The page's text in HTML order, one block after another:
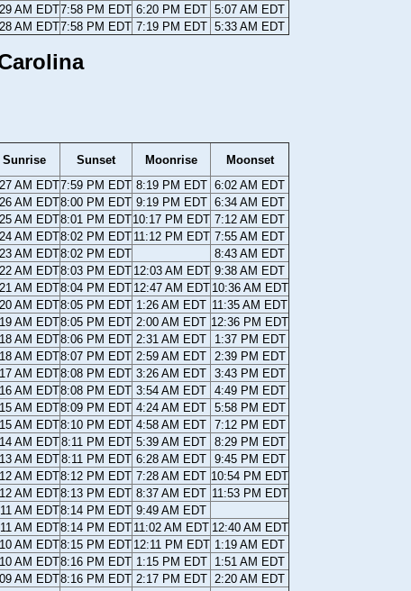
AM EDT7:58 PM EDT 6:20 PM EDT 5:07 AM EDT
AM EDT7:58 PM EDT 7:19 PM EDT 5:33 AM EDT
Sunrise Sunset Moonrise
Moonset
AM EDT7:59 PM EDT 8:19 PM EDT 6:02 AM EDT
AM EDT8:00 PM EDT 9:19 PM EDT 6:34 AM EDT
AM EDT8:01 PM EDT10:17 PM EDT 7:12 AM EDT
AM EDT8:02 PM EDT 11:12 PM EDT 7:55 AM EDT
AM EDT8:02 PM EDT
8:43 AM EDT
AM EDT8:03 PM EDT 12:03 AM EDT 9:38 AM EDT
AM EDT8:04 PM EDT 12:47 AM EDT 10:36 AM EDT
AM EDT8:05 PM EDT 1:26 AM EDT 11:35 AM EDT
AM EDT8:05 PM EDT 2:00 AM EDT 12:36 PM EDT
AM EDT8:06 PM EDT 2:31 AM EDT
1:37 PM EDT
AM EDT8:07 PM EDT 2:59 AM EDT 2:39 PM EDT
AM EDT8:08 PM EDT 3:26 AM EDT 3:43 PM EDT
AM EDT8:08 PM EDT 3:54 AM EDT 4:49 PM EDT
AM EDT8:09 PM EDT 4:24 AM EDT 5:58 PM EDT
AM EDT8:10 PM EDT 4:58 AM EDT 7:12 PM EDT
AM EDT8:11 PM EDT 5:39 AM EDT 8:29 PM EDT
AM EDT8:11 PM EDT 6:28 AM EDT 9:45 PM EDT
AM EDT8:12 PM EDT 7:28 AM EDT 10:54 PM EDT
AM EDT8:13 PM EDT 8:37 AM EDT 11:53 PM EDT
AM EDT8:14 PM EDT 9:49 AM EDT
AM EDT8:14 PM EDT 11:02 AM EDT 12:40 AM EDT
AM EDT8:15 PM EDT 12:11 PM EDT 1:19 AM EDT
AM EDT8:16 PM EDT 1:15 PM EDT
1:51 AM EDT
AM EDT8:16 PM EDT 2:17 PM EDT 2:20 AM EDT